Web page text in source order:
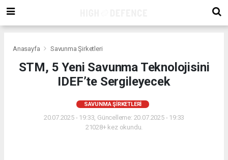
Anasayfa Savunma Şirketleri
STM, 5 Yeni Savunma Teknolojisini
IDEF’te Sergileyecek
SAVUNMA ŞIRKETLERI
20.07.2025 - 19:33, Güncelleme: 20.07.2025 - 19:33
21028+ kez okundu.